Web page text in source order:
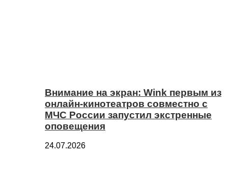
Внимание на экран: Wink первым из
онлайн-кинотеатров совместно с
МЧС России запустил экстренные
оповещения
24.07.2026